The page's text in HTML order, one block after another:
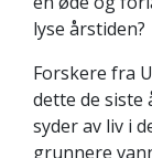
lyse årstiden?
Forskere fra
dette de siste
syder av liv i
grunnere